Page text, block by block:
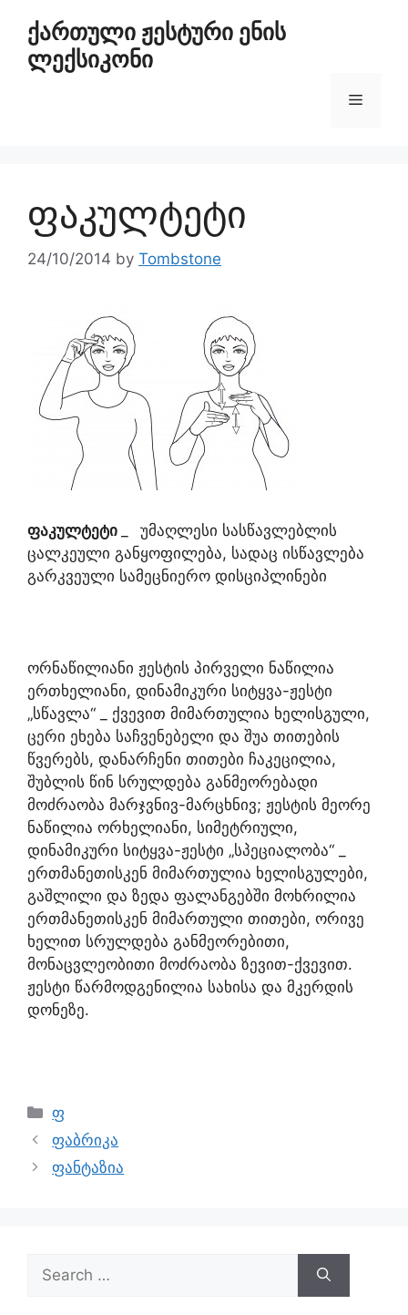
ქართული ჟესტური ენის
ლექსიკონი
ფაკულტეტი
24/10/2014 by Tombstone
ფაკულტეტი
უმაღლესი სასწავლებლის
ცალკეული განყოფილება, სადაც ისწავლება
გარკვეული სამეცნიერო დისციპლინები
ორნაწილიანი ჟესტის პირველი ნაწილია
ერთხელიანი, დინამიკური სიტყვა-ჟესტი
„სწავლა“ _ ქვევით მიმართულია ხელისგული,
ცერი ეხება საჩვენებელი და შუა თითების
წვერებს, დანარჩენი თითები ჩაკეცილია,
შუბლის წინ სრულდება განმეორებადი
მოძრაობა მარჯვნივ-მარცხნივ; ჟესტის მეორე
ნაწილია ორხელიანი, სიმეტრიული,
დინამიკური სიტყვა-ჟესტი „სპეციალობა“ _
ერთმანეთისკენ მიმართულია ხელისგულები,
გაშლილი და ზედა ფალანგებში მოხრილია
ერთმანეთისკენ მიმართული თითები, ორივე
ხელით სრულდება განმეორებითი,
მონაცვლეობითი მოძრაობა ზევით-ქვევით.
ჟესტი წარმოდგენილია სახისა და მკერდის
დონეზე.
ფ
ფაბრიკა
ფანტაზია